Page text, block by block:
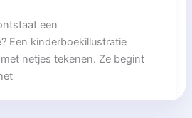
een
Een kinderboekillustratie
netjes tekenen. Ze begint